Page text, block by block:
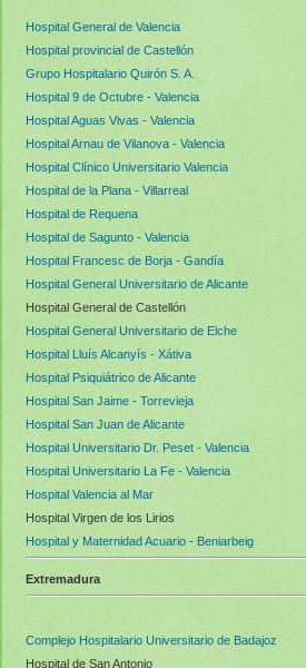
Hospital General de Valencia
Hospital provincial de Castellón
Grupo Hospitalario Quirón S. A.
Hospital 9 de Octubre - Valencia
Hospital Aguas Vivas - Valencia
Hospital Arnau de Vilanova - Valencia
Hospital Clínico Universitario Valencia
Hospital de la Plana - Villarreal
Hospital de Requena
Hospital de Sagunto - Valencia
Hospital Francesc de Borja - Gandía
Hospital General Universitario de Alicante
Hospital General de Castellón
Hospital General Universitario de Elche
Hospital Lluís Alcanyís - Xátiva
Hospital Psiquiátrico de Alicante
Hospital San Jaime - Torrevieja
Hospital San Juan de Alicante
Hospital Universitario Dr. Peset - Valencia
Hospital Universitario La Fe - Valencia
Hospital Valencia al Mar
Hospital Virgen de los Lirios
Hospital y Maternidad Acuario - Beniarbeig
Extremadura
Complejo Hospitalario Universitario de Badajoz
Hospital de San Antonio